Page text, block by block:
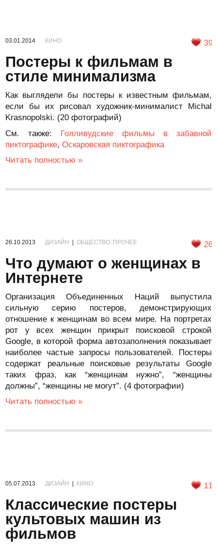
03.01.2014 КИНО 39
Постеры к фильмам в
стиле минимализма
Как выглядели бы постеры к известным фильмам,
если бы их рисовал художник-минималист Michal
Krasnopolski. (20 фотографий)
См. также: Голливудские фильмы в забавной
пиктографике,Оскаровская пиктографика
Читать полностью »
26.10.2013 ДИЗАЙН |ОБЩЕСТВО::ПРОЧЕЕ 26
Что думают о женщинах в
Интернете
Организация Объединенных Наций выпустила
сильную серию постеров, демонстрирующих
отношение к женщинам во всем мире. На портретах
рот у всех женщин прикрыт поисковой строкой
Google, в которой форма автозаполнения показывает
наиболее частые запросы пользователей. Постеры
содержат реальные поисковые результаты Google
таких фраз, как “женщинам нужно”, “женщины
должны”, “женщины не могут”. (4 фотографии)
Читать полностью »
05.07.2013 ДИЗАЙН КИНО 11
Классические постеры
культовых машин из
фильмов